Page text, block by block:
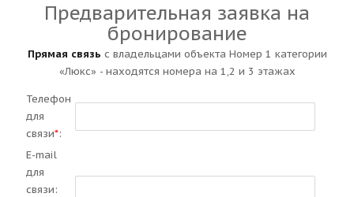
Предварительная заявка на
бронирование
Прямая связь с владельцами объекта Номер 1 категории
«Люкс» - находятся номера на 1,2 и 3 этажах
Телефон
для
связи*:
E-mail
для
связи: